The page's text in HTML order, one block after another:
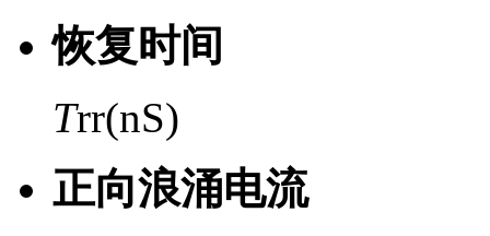
恢复时间
Trr(nS)
正向浪涌电流